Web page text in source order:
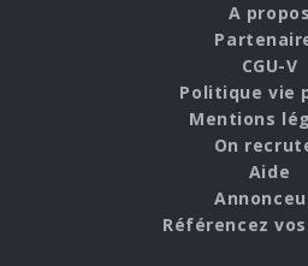
A propos
CGU-V
Politique vie
Mentions
On
Aide
Référencez